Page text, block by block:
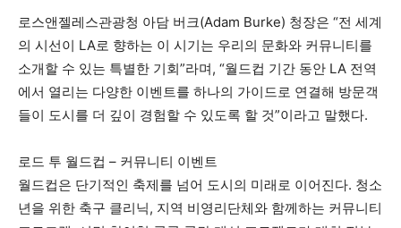
로스앤젤레스관광청 아담 버크(Adam Burke) 청장은 “전 세계
의 시선이 LA로 향하는 이 시기는 우리의 문화와 커뮤니티를
소개할 수 있는 특별한 기회”라며, “월드컵 기간 동안 LA 전역
에서 열리는 다양한 이벤트를 하나의 가이드로 연결해 방문객
들이 도시를 더 깊이 경험할 수 있도록 할 것”이라고 말했다.
로드 투 월드컵 – 커뮤니티 이벤트
월드컵은 단기적인 축제를 넘어 도시의 미래로 이어진다. 청소
년을 위한 축구 클리닉, 지역 비영리단체와 함께하는 커뮤니티